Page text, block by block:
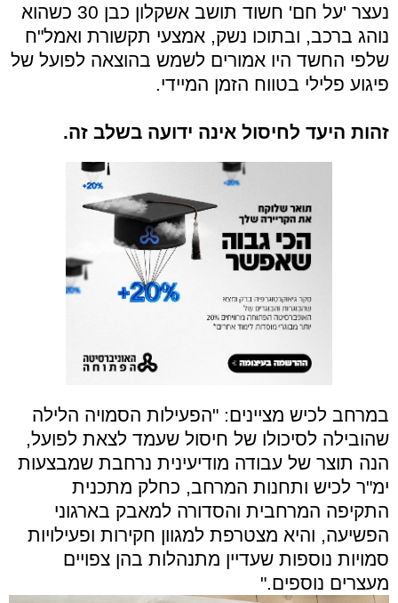
נעצר 'על חם' חשוד תושב אשקלון כבן 30 כשהוא
נוהג ברכב, ובתוכו נשק, אמצעי תקשורת ואמל"ח
שלפי החשד היו אמורים לשמש בהוצאה לפועל של
פיגוע פלילי בטווח הזמן המיידי.
זהות היעד לחיסול אינה ידועה בשלב זה.
במרחב לכיש מציינים: "הפעילות הסמויה הלילה
שהובילה לסיכולו של חיסול שעמד לצאת לפועל,
הנה תוצר של עבודה מודיעינית נרחבת שמבצעות
ימ"ר לכיש ותחנות המרחב, כחלק מתכנית
התקיפה המרחבית והסדורה למאבק בארגוני
הפשיעה, והיא מצטרפת למגוון חקירות ופעילויות
סמויות נוספות שעדיין מתנהלות בהן צפויים
מעצרים נוספים."